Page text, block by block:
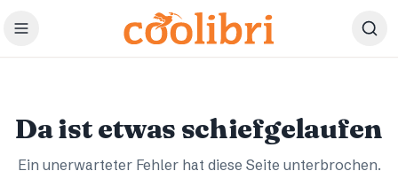
Zum Hauptinhalt springen
Da ist etwas schiefgelaufen
Ein unerwarteter Fehler hat diese Seite unterbrochen.